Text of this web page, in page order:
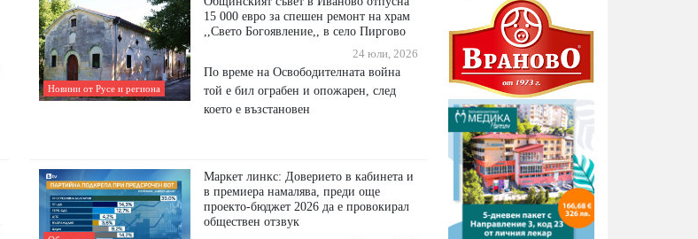
Новини от Русе и региона
15 000 евро за спешен ремонт на храм
,,Свето Богоявление,, в село Пиргово
24 юли, 2026
По време на Освободителната война
той е бил ограбен и опожарен, след
което е възстановен
Маркет линкс: Доверието в кабинета и
в премиера намалява, преди още
проекто-бюджет 2026 да е провокирал
обществен отзвук